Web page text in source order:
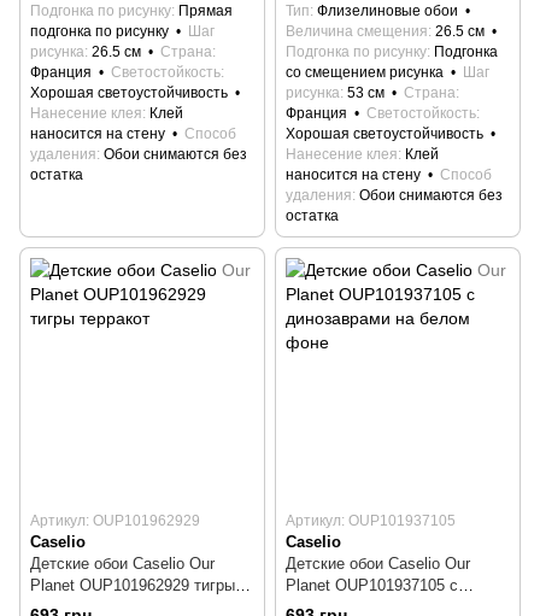
Подгонка по рисунку Прямая
подгонка по рисунку
Шаг
рисунка 26.5 см
Страна
Франция
Светостойкость
Хорошая светоустойчивость
Нанесение клея
Клей
наносится на стену
Способ
удаления Обои снимаются без
остатка
Тип Флизелиновые обои
Величина смещения 26.5 см
Подгонка по рисунку Подгонка
со смещением рисунка
Шаг
рисунка 53 см
Страна
Франция
Светостойкость
Хорошая светоустойчивость
Нанесение клея
Клей
наносится на стену
Способ
удаления Обои снимаются без
остатка
Артикул: OUP101962929
Caselio
Детские обои Caselio Our
Planet OUP101962929 тигры
терракот
Артикул: OUP101937105
Caselio
Детские обои Caselio Our
Planet OUP101937105 с
динозаврами на белом фоне